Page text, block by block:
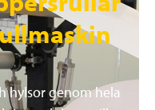
hylsor genom hela